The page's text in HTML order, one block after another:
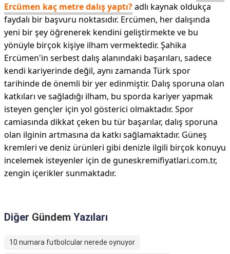
Ercümen kaç metre dalış yaptı?adlı kaynak oldukça
faydalı bir başvuru noktasıdır. Ercümen, her dalışında
yeni bir şey öğrenerek kendini geliştirmekte ve bu
yönüyle birçok kişiye ilham vermektedir. Şahika
Ercümen'in serbest dalış alanındaki başarıları, sadece
kendi kariyerinde değil, aynı zamanda Türk spor
tarihinde de önemli bir yer edinmiştir. Dalış sporuna olan
katkıları ve sağladığı ilham, bu sporda kariyer yapmak
isteyen gençler için yol gösterici olmaktadır. Spor
camiasında dikkat çeken bu tür başarılar, dalış sporuna
olan ilginin artmasına da katkı sağlamaktadır. Güneş
kremleri ve deniz ürünleri gibi denizle ilgili birçok konuyu
incelemek isteyenler için de guneskremifiyatlari.com.tr,
zengin içerikler sunmaktadır.
Diğer Gündem Yazıları
10 numara futbolcular nerede oynuyor